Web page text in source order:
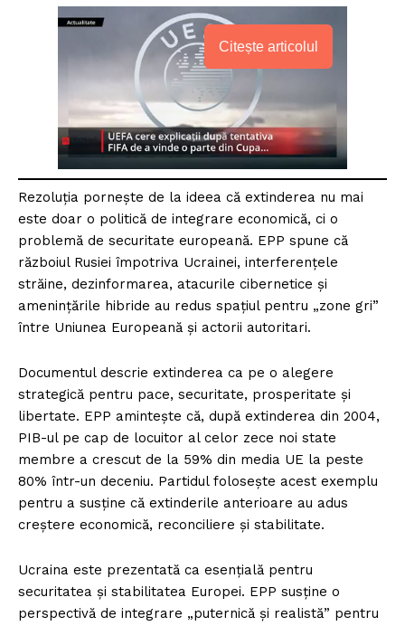
Citește articolul
Rezoluția pornește de la ideea că extinderea nu mai
este doar o politică de integrare economică, ci o
problemă de securitate europeană. EPP spune că
războiul Rusiei împotriva Ucrainei, interferențele
străine, dezinformarea, atacurile cibernetice și
amenințările hibride au redus spațiul pentru „zone gri”
între Uniunea Europeană și actorii autoritari.
Documentul descrie extinderea ca pe o alegere
strategică pentru pace, securitate, prosperitate și
libertate. EPP amintește că, după extinderea din 2004,
PIB-ul pe cap de locuitor al celor zece noi state
membre a crescut de la 59% din media UE la peste
80% într-un deceniu. Partidul folosește acest exemplu
pentru a susține că extinderile anterioare au adus
creștere economică, reconciliere și stabilitate.
Ucraina este prezentată ca esențială pentru
securitatea și stabilitatea Europei. EPP susține o
perspectivă de integrare „puternică și realistă” pentru